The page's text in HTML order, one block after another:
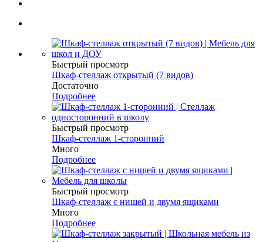
Быстрый просмотр
Шкаф-стеллаж открытый (7 видов)
Достаточно
Подробнее
Быстрый просмотр
Шкаф-стеллаж 1-сторонний
Много
Подробнее
Быстрый просмотр
Шкаф-стеллаж с нишей и двумя ящиками
Много
Подробнее